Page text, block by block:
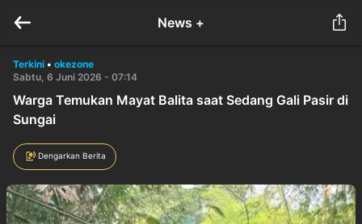
News +
Terkini • okezone
Sabtu, 6 Juni 2026 - 07:14
Warga Temukan Mayat Balita saat Sedang Gali Pasir di
Sungai
Dengarkan Berita